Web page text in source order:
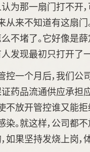
为那一扇门打不开
来不知道有这扇门
不堵了。它好像是
发现最初只打开了
控一个月后，我们
证药品流通供应承
不放开管控谁又能
。就这样，公司都
如果坚持发烧上岗，